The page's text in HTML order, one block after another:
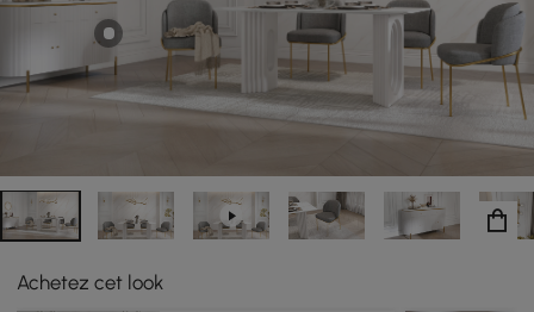
salle à manger offre style et confort dans un seul
ensemble pour une présentation raffinée et élégante
dans votre salle à manger.
Achetez cet look